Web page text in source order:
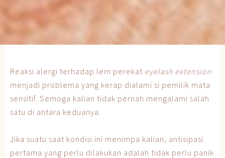
Reaksi alergi terhadap lem perekat eyelash extension
menjadi problema yang kerap dialami si pemilik mata
sensitif. Semoga kalian tidak pernah mengalami salah
satu di antara keduanya.
Jika suatu saat kondisi ini menimpa kalian, antisipasi
pertama yang perlu dilakukan adalah tidak perlu panik